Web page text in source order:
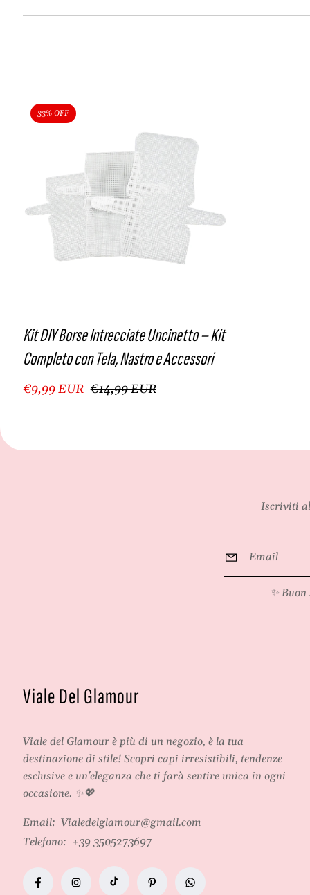
33% OFF
Kit DIY Borse Intrecciate Uncinetto – Kit
Completo con Tela, Nastro e Accessori
€9,99 EUR €14,99 EUR
Iscriviti
*
✨
Viale Del Glamour
Viale del Glamour è più di un negozio, è la tua
destinazione di stile! Scopri capi irresistibili, tendenze
esclusive e un'eleganza che ti farà sentire unica in ogni
occasione. ✨💖
Email: Vialedelglamour@gmail.com
Telefono: +39 3505273697